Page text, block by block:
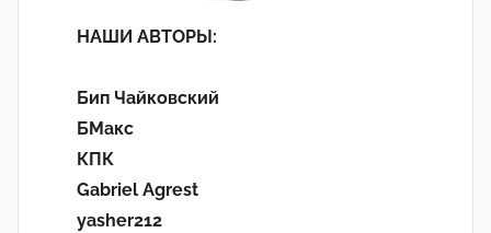
НАШИ АВТОРЫ:
Бип Чайковский
БМакс
КПК
Gabriel Agrest
yasher212